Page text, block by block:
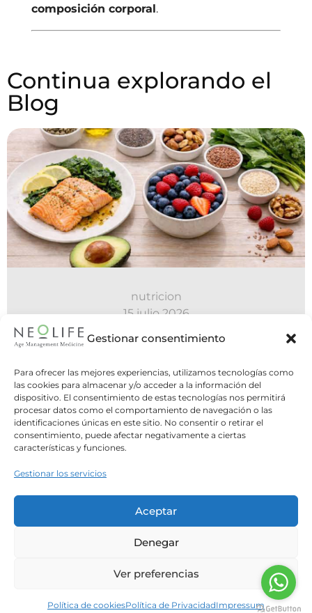
Gestionar consentimiento
Para ofrecer las mejores experiencias, utilizamos tecnologías como
las cookies para almacenar y/o acceder a la información del
dispositivo. El consentimiento de estas tecnologías nos permitirá
procesar datos como el comportamiento de navegación o las
identificaciones únicas en este sitio. No consentir o retirar el
consentimiento, puede afectar negativamente a ciertas
características y funciones.
Gestionar los servicios
Aceptar
Denegar
Ver preferencias
Política de cookiesPolítica de PrivacidadImpressum
composición corporal.
Continua explorando el
Blog
nutricion
15 julio 2026
Alimentación en el SOMP
anterior de nuestro blog, el síndrome ovárico
metabólico...
Leer Más